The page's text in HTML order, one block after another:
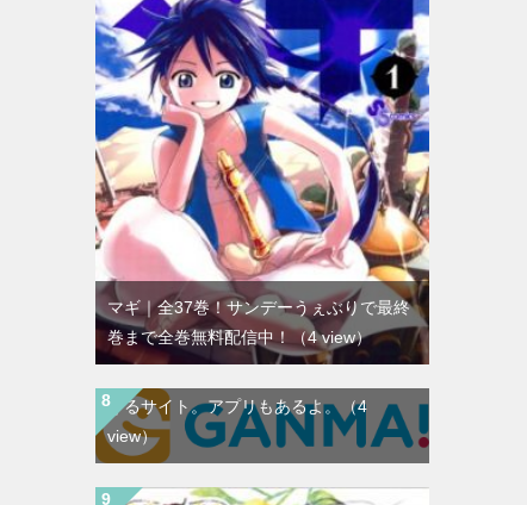
マギ｜全37巻！サンデーうぇぶりで最終
巻まで全巻無料配信中！
（4 view）
きるサイト。アプリもあるよ。
（4
view）